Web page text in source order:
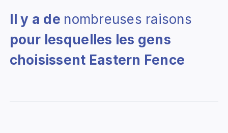
Il y a de nombreuses raisons
pour lesquelles les gens
choisissent Eastern Fence